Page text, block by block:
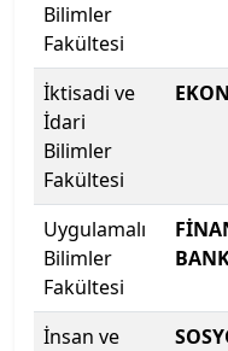
İstanbul Topkapı
İstanbul
İstanbul
İstanbul Yeni
İstinye
İTÜ-KKTC Eğitim
Bilimler
Fakültesi
İktisadi ve
İdari
Bilimler
Fakültesi
Uygulamalı
Bilimler
Fakültesi
İnsan ve